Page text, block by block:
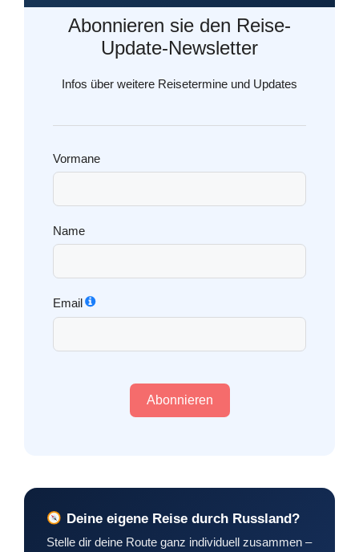
Abonnieren sie den Reise-
Update-Newsletter
Infos über weitere Reisetermine und Updates
Vormane
Name
Email
Abonnieren
Deine eigene Reise durch Russland?
Stelle dir deine Route ganz individuell zusammen –